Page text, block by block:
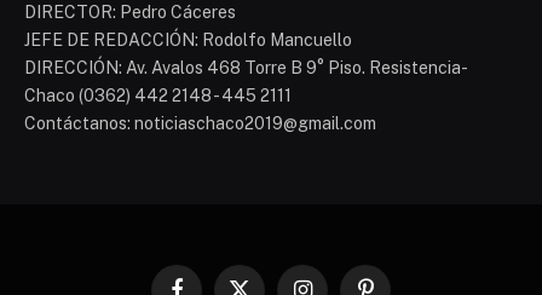
DIRECTOR: Pedro Cáceres
JEFE DE REDACCIÓN: Rodolfo Mancuello
DIRECCIÓN: Av. Avalos 468 Torre B 9° Piso. Resistencia-
Chaco (0362) 442 2148 - 445 2111
Contáctanos: noticiaschaco2019@gmail.com